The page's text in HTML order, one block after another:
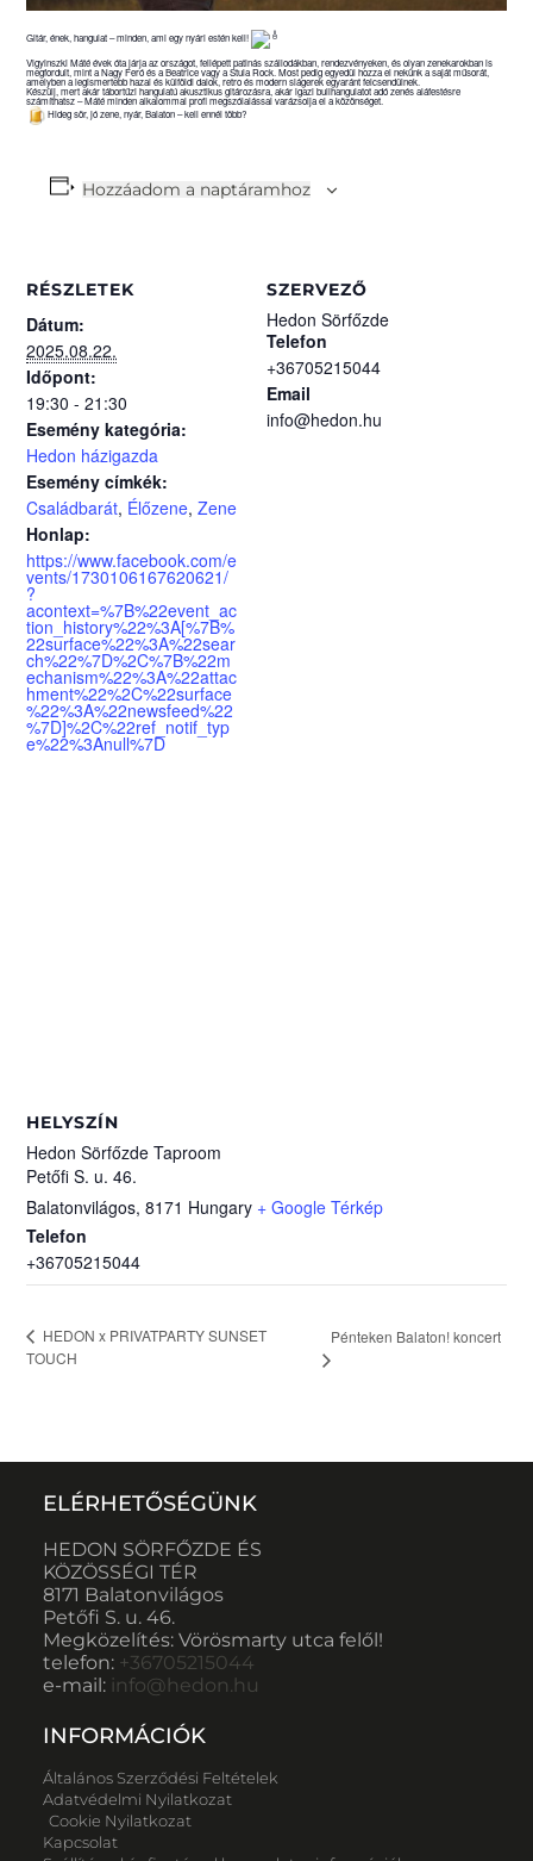
Gitár, ének, hangulat – minden, ami egy nyári estén kell!
Vigyinszki Máté évek óta járja az országot, fellépett patinás szállodákban, rendezvényeken, és olyan zenekarokban is
megfordult, mint a Nagy Feró és a Beatrice vagy a Stula Rock. Most pedig egyedül hozza el nekünk a saját műsorát,
amelyben a legismertebb hazai és külföldi dalok, retro és modern slágerek egyaránt felcsendülnek.
Készülj, mert akár tábortűzi hangulatú akusztikus gitározásra, akár igazi bulihangulatot adó zenés aláfestésre
számíthatsz – Máté minden alkalommal profi megszólalással varázsolja el a közönséget.
Hideg sör, jó zene, nyár, Balaton – kell ennél több?
Hozzáadom a naptáramhoz
RÉSZLETEK
Dátum:
2025.08.22.
Időpont:
19:30 - 21:30
Esemény kategória:
Hedon házigazda
Esemény címkék:
Családbarát, Élőzene,Zene
Honlap:
https://www.facebook.com/e
vents/1730106167620621/
?
acontext=%7B%22event_ac
tion_history%22%3A[%7B%
22surface%22%3A%22sear
ch%22%7D%2C%7B%22m
echanism%22%3A%22attac
hment%22%2C%22surface
%22%3A%22newsfeed%22
%7D]%2C%22ref_notif_typ
e%22%3Anull%7D
SZERVEZŐ
Hedon Sörfőzde
Telefon
+36705215044
Email
info@hedon.hu
HELYSZÍN
Hedon Sörfőzde Taproom
Petőfi S. u. 46.
Balatonvilágos, 8171 Hungary + Google Térkép
Telefon
+36705215044
HEDON x PRIVATPARTY SUNSET
TOUCH
Pénteken Balaton! koncert
ELÉRHETŐSÉGÜNK
HEDON SÖRFŐZDE ÉS
KÖZÖSSÉGI TÉR
8171 Balatonvilágos
Petőfi S. u. 46.
Megközelítés: Vörösmarty utca felől!
telefon: +36705215044
e-mail: info@hedon.hu
INFORMÁCIÓK
Általános Szerződési Feltételek
Adatvédelmi Nyilatkozat
Cookie Nyilatkozat
Kapcsolat